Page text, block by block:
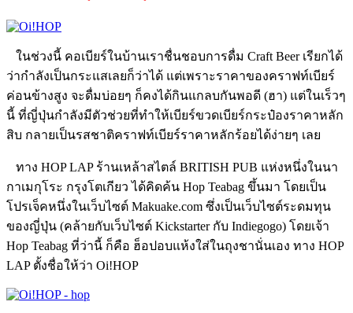
ในช่วงนี้ คอเบียร์ในบ้านเราชื่นชอบการดื่ม Craft Beer เรียกได้
ว่ากำลังเป็นกระแสเลยก็ว่าได้ แต่เพราะราคาของคราฟท์เบียร์
ค่อนข้างสูง จะดื่มบ่อยๆ ก็คงได้กินแกลบกันพอดี (ฮา) แต่ในเร็วๆ
นี้ ที่ญี่ปุ่นกำลังมีตัวช่วยที่ทำให้เบียร์ขวดเบียร์กระป๋องราคาหลัก
สิบ กลายเป็นรสชาติคราฟท์เบียร์ราคาหลักร้อยได้ง่ายๆ เลย
ทาง HOP LAP ร้านเหล้าสไตล์ BRITISH PUB แห่งหนึ่งในนา
กาเมกุโระ กรุงโตเกียว ได้คิดค้น Hop Teabag ขึ้นมา โดยเป็น
โปรเจ็คหนึ่งในเว็บไซต์ Makuake.com ซึ่งเป็นเว็บไซต์ระดมทุน
ของญี่ปุ่น (คล้ายกับเว็บไซต์ Kickstarter กับ Indiegogo) โดยเจ้า
Hop Teabag ที่ว่านี้ ก็คือ ฮ็อปอบแห้งใส่ในถุงชานั่นเอง ทาง HOP
LAP ตั้งชื่อให้ว่า Oi!HOP